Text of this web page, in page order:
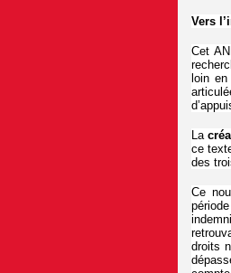
Vers
Cet
loin
La
ce
des
Ce
droits